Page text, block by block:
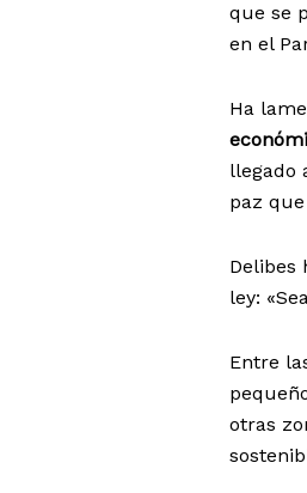
que se
en el
Ha
llegado
paz
Delibes
ley:
Entre
otras